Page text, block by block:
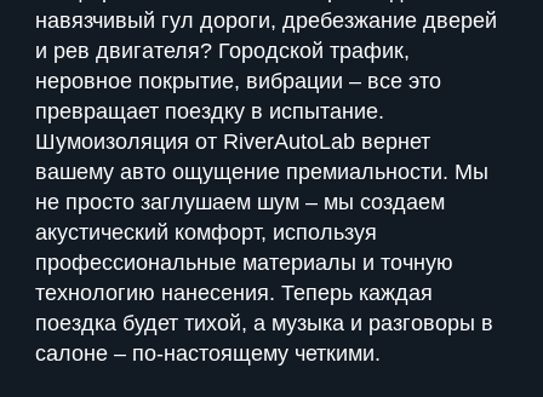
навязчивый гул дороги, дребезжание дверей
и рев двигателя? Городской трафик,
неровное покрытие, вибрации – все это
превращает поездку в испытание.
Шумоизоляция от RiverAutoLab вернет
вашему авто ощущение премиальности. Мы
не просто заглушаем шум – мы создаем
акустический комфорт, используя
профессиональные материалы и точную
технологию нанесения. Теперь каждая
поездка будет тихой, а музыка и разговоры в
салоне – по-настоящему четкими.